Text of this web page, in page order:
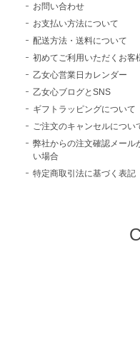
お問い合わせ
お支払い方法について
配送方法・送料について
初めてご利用いただくお客
乙女心営業日カレンダー
乙女心ブログとSNS
ギフトラッピングについて
ご注文のキャンセルについ
弊社からの注文確認メール
い場合
特定商取引法に基づく表記